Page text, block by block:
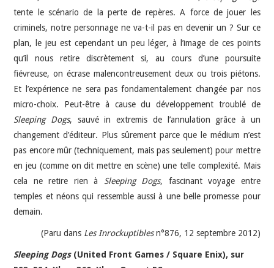
tente le scénario de la perte de repères. A force de jouer les
criminels, notre personnage ne va-t-il pas en devenir un ? Sur ce
plan, le jeu est cependant un peu léger, à l’image de ces points
qu’il nous retire discrètement si, au cours d’une poursuite
fiévreuse, on écrase malencontreusement deux ou trois piétons.
Et l’expérience ne sera pas fondamentalement changée par nos
micro-choix. Peut-être à cause du développement troublé de
Sleeping Dogs, sauvé in extremis de l’annulation grâce à un
changement d’éditeur. Plus sûrement parce que le médium n’est
pas encore mûr (techniquement, mais pas seulement) pour mettre
en jeu (comme on dit mettre en scène) une telle complexité. Mais
cela ne retire rien à Sleeping Dogs, fascinant voyage entre
temples et néons qui ressemble aussi à une belle promesse pour
demain.
(Paru dans Les Inrockuptiblesn°876, 12 septembre 2012)
Sleeping Dogs(United Front Games / Square Enix), sur